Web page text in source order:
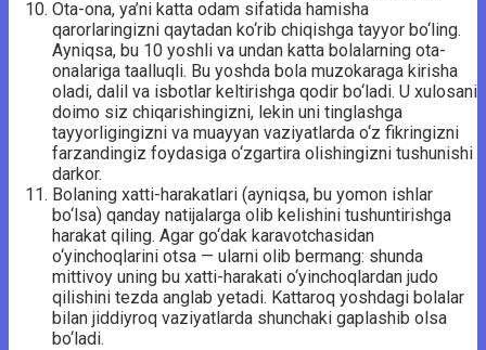
Ota-ona, ya’ni katta odam sifatida hamisha
qarorlaringizni qaytadan ko‘rib chiqishga tayyor bo‘ling.
Ayniqsa, bu 10 yoshli va undan katta bolalarning ota-
onalariga taalluqli. Bu yoshda bola muzokaraga kirisha
oladi, dalil va isbotlar keltirishga qodir bo‘ladi. U xulosani
doimo siz chiqarishingizni, lekin uni tinglashga
tayyorligingizni va muayyan vaziyatlarda o‘z fikringizni
farzandingiz foydasiga o‘zgartira olishingizni tushunishi
darkor.
Bolaning xatti-harakatlari (ayniqsa, bu yomon ishlar
bo‘lsa) qanday natijalarga olib kelishini tushuntirishga
harakat qiling. Agar go‘dak karavotchasidan
o‘yinchoqlarini otsa — ularni olib bermang: shunda
mittivoy uning bu xatti-harakati o‘yinchoqlardan judo
qilishini tezda anglab yetadi. Kattaroq yoshdagi bolalar
bilan jiddiyroq vaziyatlarda shunchaki gaplashib olsa
bo‘ladi.